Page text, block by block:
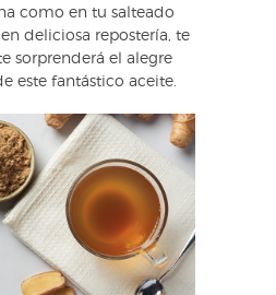
como en tu salteado
deliciosa repostería, te
sorprenderá el alegre
este fantástico aceite.